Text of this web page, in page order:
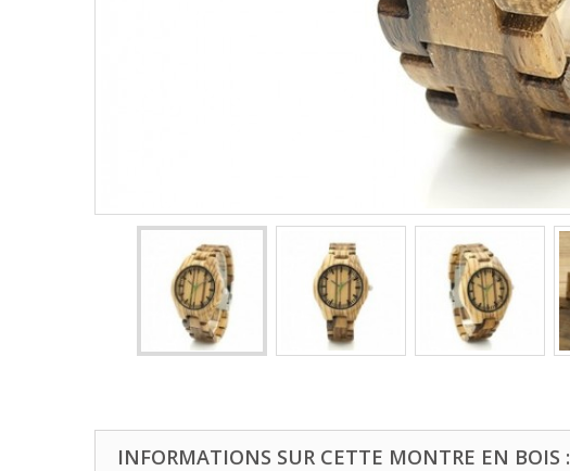
INFORMATIONS SUR CETTE MONTRE EN BOIS :